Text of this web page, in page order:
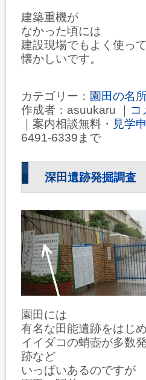
建築重機が
なかった頃には
建設現場でもよく使っ
懐かしいです。
カテゴリー： 園田の名
作成者：asuukaru ｜ コ
｜案内相談無料・ 見学
6491-6339まで
深田遺跡発掘調査
園田には
有名な田能遺跡をはじめ
イイダコの蛸壺が多数
跡など
いっぱいあるのですが